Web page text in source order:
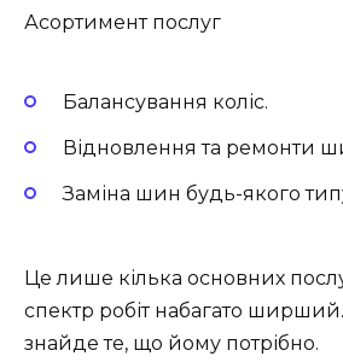
Асортимент послуг
Балансування коліс.
Відновлення та ремонти
Заміна шин будь-якого
Це лише кілька основних
спектр робіт набагато
знайде те, що йому потрібно.